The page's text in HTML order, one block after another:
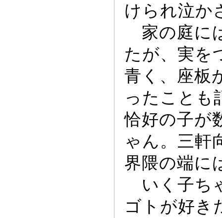
けられ泣か
家の庭に
たが、実を
青く、座板
っ たことも
恰好の子が
ゃ ん。三軒
界隈の端に
いく子ち
ゴトが好き